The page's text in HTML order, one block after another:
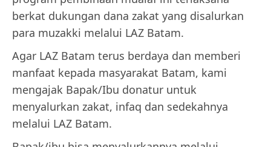
berkat dukungan dana zakat yang disalurkan
para muzakki melalui LAZ Batam.
Agar LAZ Batam terus berdaya dan memberi
manfaat kepada masyarakat Batam, kami
mengajak Bapak/Ibu donatur untuk
menyalurkan zakat, infaq dan sedekahnya
melalui LAZ Batam.